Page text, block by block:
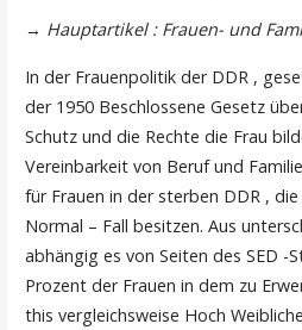
→ Hauptartikel : Frauen- und
In der Frauenpolitik der DDR ,
der 1950 Beschlossene Gesetz
Schutz und die Rechte die Frau
Vereinbarkeit von Beruf und
für Frauen in der sterben DDR ,
Normal – Fall besitzen. Aus
abhängig es von Seiten des SED -
Prozent der Frauen in dem zu
this vergleichsweise Hoch